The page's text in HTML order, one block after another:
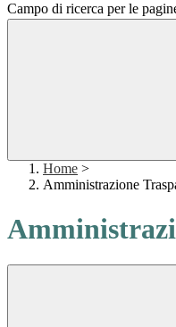
Campo di ricerca per le
Home >
Amministrazione